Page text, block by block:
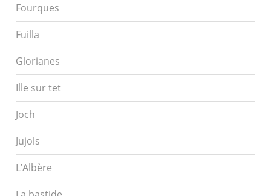
Fourques
Fuilla
Glorianes
Ille sur tet
Joch
Jujols
L’Albère